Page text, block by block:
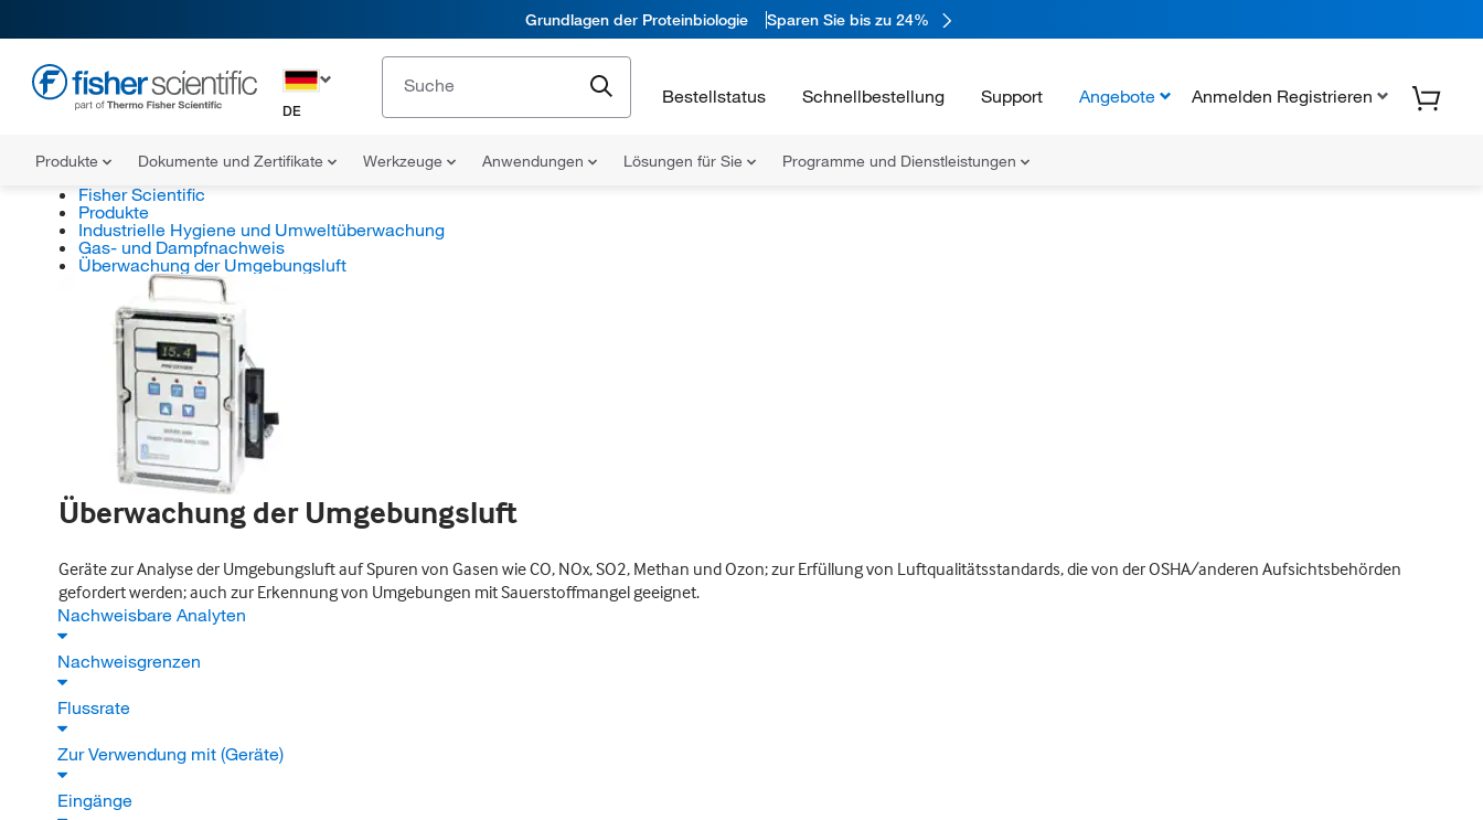
Grundlagen der Proteinbiologie Sparen Sie bis zu 24%
DE
Bestellstatus Schnellbestellung Support Angebote Anmelden Registrieren
Produkte Dokumente und Zertifikate Werkzeuge Anwendungen Lösungen für Sie Programme und Dienstleistungen
Fisher Scientific
Produkte
Industrielle Hygiene und Umweltüberwachung
Gas- und Dampfnachweis
Überwachung der Umgebungsluft
Überwachung der Umgebungsluft
Geräte zur Analyse der Umgebungsluft auf Spuren von Gasen wie CO, NOx, SO2, Methan und Ozon; zur Erfüllung von Luftqualitätsstandards, die von der OSHA/anderen Aufsichtsbehörden
gefordert werden; auch zur Erkennung von Umgebungen mit Sauerstoffmangel geeignet.
Nachweisbare Analyten
Nachweisgrenzen
Flussrate
Zur Verwendung mit (Geräte)
Eingänge